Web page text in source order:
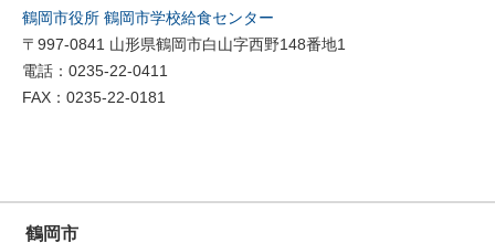
鶴岡市役所 鶴岡市学校給食センター
〒997-0841 山形県鶴岡市白山字西野148番地1
電話：0235-22-0411
FAX：0235-22-0181
鶴岡市